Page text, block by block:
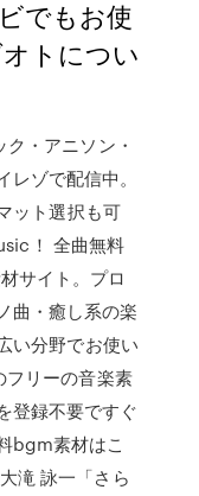
でもお使
トについ
・アニソン・
ゾで配信中。
ット選択も可
！ 全曲無料
サイト。プロ
曲・癒し系の楽
い分野でお使い
リーの音楽素
登録不要ですぐ
bgm素材はこ
滝 詠一「さら